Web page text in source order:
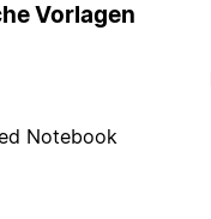
Vorlagen
Notebook